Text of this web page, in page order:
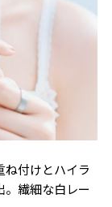
ね付けとハイラ
。繊細な白レー